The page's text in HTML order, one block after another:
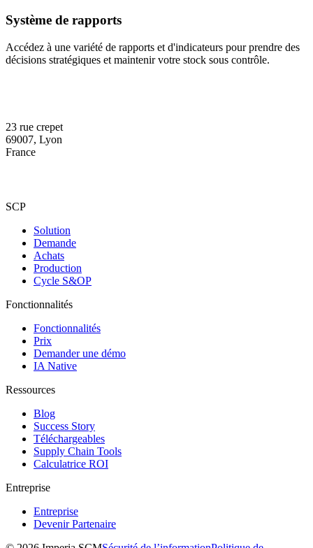
Système de rapports
Accédez à une variété de rapports et d'indicateurs pour prendre des
décisions stratégiques et maintenir votre stock sous contrôle.
23 rue crepet
69007, Lyon
France
SCP
Solution
Demande
Achats
Production
Cycle S&OP
Fonctionnalités
Fonctionnalités
Prix
Demander une démo
IA Native
Ressources
Blog
Success Story
Téléchargeables
Supply Chain Tools
Calculatrice ROI
Entreprise
Entreprise
Devenir Partenaire